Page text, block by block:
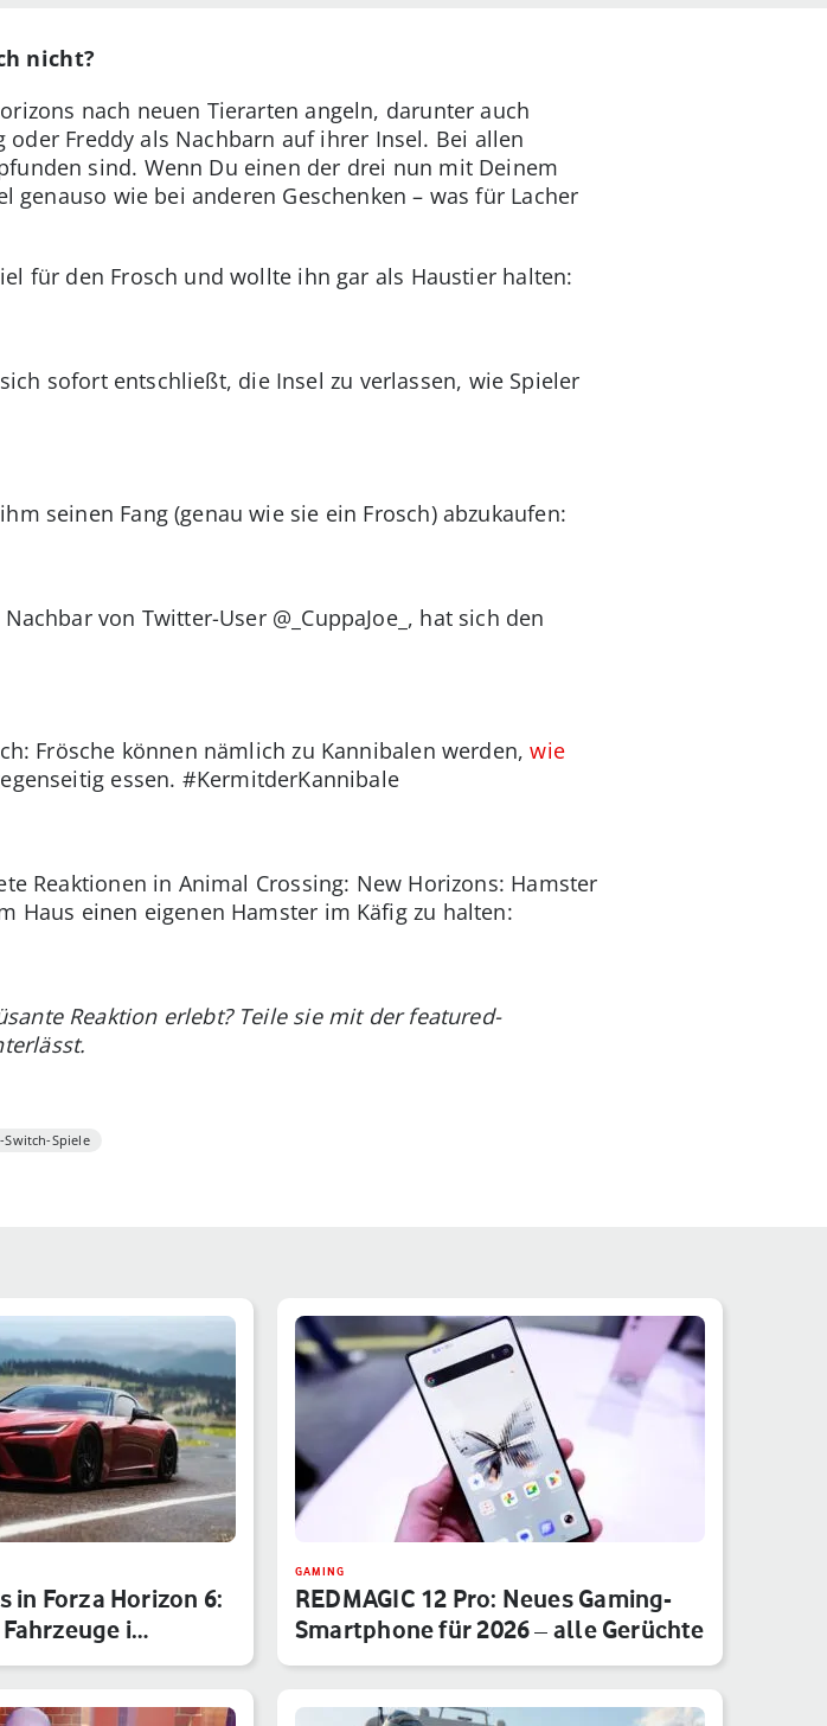
nicht?
nach neuen Tierarten angeln, darunter auch
oder Freddy als Nachbarn auf ihrer Insel. Bei allen
sind. Wenn Du einen der drei nun mit Deinem
wie bei anderen Geschenken – was für Lacher
für den Frosch und wollte ihn gar als Haustier halten:
sofort entschließt, die Insel zu verlassen, wie Spieler
seinen Fang (genau wie sie ein Frosch) abzukaufen:
von Twitter-User @_CuppaJoe_, hat sich den
Frösche können nämlich zu Kannibalen werden,wie
essen. #KermitderKannibale
Reaktionen in Animal Crossing: New Horizons: Hamster
Haus einen eigenen Hamster im Käfig zu halten:
Reaktion erlebt? Teile sie mit der featured-
Spiele
in Forza Horizon 6:
i…
GAMING
REDMAGIC 12 Pro: Neues Gaming-
Smartphone für 2026 – alle Gerüchte